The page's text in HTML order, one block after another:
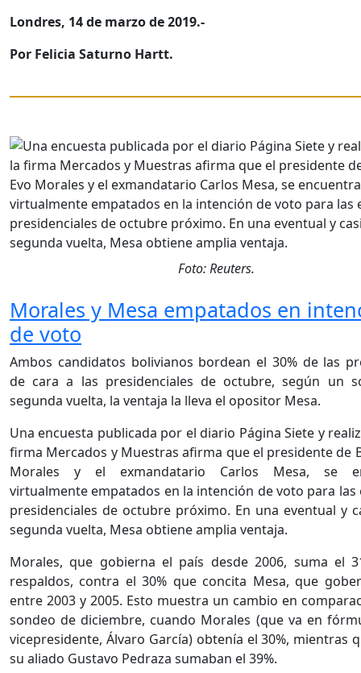
Londres, 14 de marzo de 2019.-
Por Felicia Saturno Hartt.
Foto: Reuters.
Morales y Mesa empatados en
de voto
Ambos candidatos bolivianos bordean el 30% de las
de cara a las presidenciales de octubre, según un
segunda vuelta, la ventaja la lleva el opositor Mesa.
Una encuesta publicada por el diario Página Siete y
firma Mercados y Muestras afirma que el presidente de
Morales y el exmandatario Carlos Mesa, se
virtualmente empatados en la intención de voto para las
presidenciales de octubre próximo. En una eventual y
segunda vuelta, Mesa obtiene amplia ventaja.
Morales, que gobierna el país desde 2006, suma el
respaldos, contra el 30% que concita Mesa, que
entre 2003 y 2005. Esto muestra un cambio en
sondeo de diciembre, cuando Morales (que va en
vicepresidente, Álvaro García) obtenía el 30%, mientras
su aliado Gustavo Pedraza sumaban el 39%.